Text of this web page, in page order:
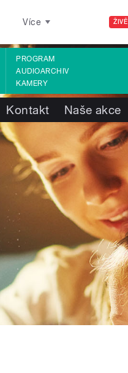
ŽIVĚ
Více
PROGRAM
AUDIOARCHIV
KAMERY
Kontakt Naše akce